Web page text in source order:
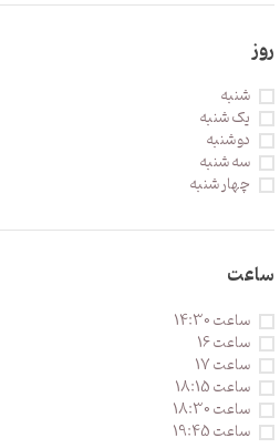
روز
شنبه
یک شنبه
دو شنبه
سه شنبه
چهار شنبه
ساعت
ساعت 14:30
ساعت 16
ساعت 17
ساعت 18:15
ساعت 18:30
ساعت 19:45